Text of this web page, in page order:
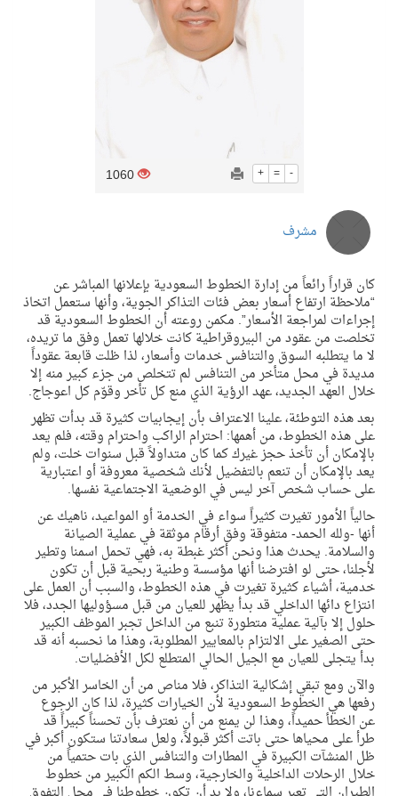
+ = -
1060
مشرف
كان قراراً رائعاً من إدارة الخطوط السعودية بإعلانها المباشر عن
“ملاحظة ارتفاع أسعار بعض فئات التذاكر الجوية، وأنها ستعمل اتخاذ
إجراءات لمراجعة الأسعار”. مكمن روعته أن الخطوط السعودية قد
تخلصت من عقود من البيروقراطية كانت خلالها تعمل وفق ما تريده،
لا ما يتطلبه السوق والتنافس خدمات وأسعار، لذا ظلت قابعة عقوداً
مديدة في محل متأخر من التنافس لم تتخلص من جزء كبير منه إلا
خلال العهد الجديد، عهد الرؤية الذي منع كل تأخر وقوّم كل اعوجاج.
بعد هذه التوطئة، علينا الاعتراف بأن إيجابيات كثيرة قد بدأت تظهر
على هذه الخطوط، من أهمها: احترام الراكب واحترام وقته، فلم يعد
بالإمكان أن تأخذ حجز غيرك كما كان متداولاً قبل سنوات خلت، ولم
يعد بالإمكان أن تنعم بالتفضيل لأنك شخصية معروفة أو اعتبارية
على حساب شخص آخر ليس في الوضعية الاجتماعية نفسها.
حالياً الأمور تغيرت كثيراً سواء في الخدمة أو المواعيد، ناهيك عن
أنها -ولله الحمد- متفوقة وفق أرقام موثقة في عملية الصيانة
والسلامة. يحدث هذا ونحن أكثر غبطة به، فهي تحمل اسمنا وتطير
لأجلنا، حتى لو افترضنا أنها مؤسسة وطنية ربحية قبل أن تكون
خدمية، أشياء كثيرة تغيرت في هذه الخطوط، والسبب أن العمل على
انتزاع دائها الداخلي قد بدأ يظهر للعيان من قبل مسؤوليها الجدد، فلا
حلول إلا بآلية عملية متطورة تنبع من الداخل تجبر الموظف الكبير
حتى الصغير على الالتزام بالمعايير المطلوبة، وهذا ما نحسبه أنه قد
بدأ يتجلى للعيان مع الجيل الحالي المتطلع لكل الأفضليات.
والآن ومع تبقي إشكالية التذاكر، فلا مناص من أن الخاسر الأكبر من
رفعها هي الخطوط السعودية لأن الخيارات كثيرة، لذا كان الرجوع
عن الخطأ حميداً، وهذا لن يمنع من أن نعترف بأن تحسناً كبيراً قد
طرأ على محياها حتى باتت أكثر قبولاً، ولعل سعادتنا ستكون أكبر في
ظل المنشآت الكبيرة في المطارات والتنافس الذي بات حتمياً من
خلال الرحلات الداخلية والخارجية، وسط الكم الكبير من خطوط